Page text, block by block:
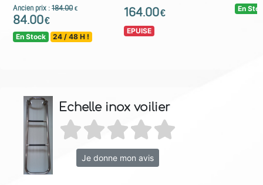
Ancien prix : 184.00 €
84.00€
En Stock 24 / 48 H !
164.00€
EPUISE
En
Echelle inox voilier
Je donne mon avis